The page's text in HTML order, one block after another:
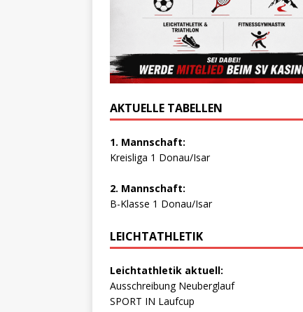
AKTUELLE TABELLEN
1. Mannschaft:
Kreisliga 1 Donau/Isar
2. Mannschaft:
B-Klasse 1 Donau/Isar
LEICHTATHLETIK
Leichtathletik aktuell:
Ausschreibung Neuberglauf
SPORT IN Laufcup